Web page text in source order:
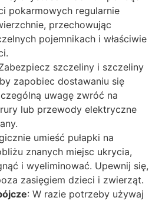
pokarmowych regularnie
przechowując
pojemnikach i właściwie
szczeliny i szczeliny
zapobiec dostawaniu się
uwagę zwróć na
lub przewody elektryczne
umieść pułapki na
znanych miejsc ukrycia,
i wyeliminować. Upewnij się,
zasięgiem dzieci i zwierząt.
: W razie potrzeby używaj